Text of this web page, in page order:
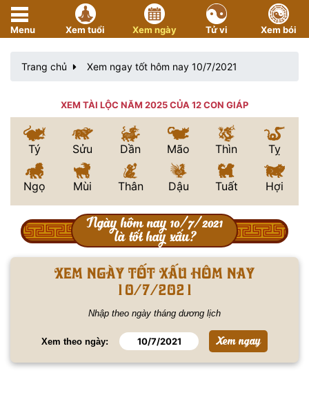
Menu Xem tuổi Xem ngày Tử vi Xem bói
Trang chủ Xem ngay tốt hôm nay 10/7/2021
XEM TÀI LỘC NĂM 2025 CỦA 12 CON GIÁP
Tý Sửu Dần Mão Thìn Tỵ
Ngọ Mùi Thân Dậu Tuất Hợi
Ngày hôm nay 10/7/2021
là tốt hay xấu?
Xem ngày tốt xấu hôm nay
10/7/2021
Nhập theo ngày tháng dương lịch
Xem theo ngày: